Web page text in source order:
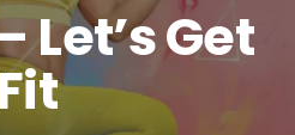
Let’s Get